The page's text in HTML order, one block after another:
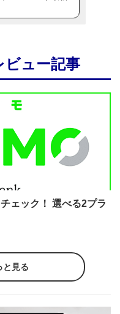
ビュー記事
ェック！ 選べる2プラ
と見る